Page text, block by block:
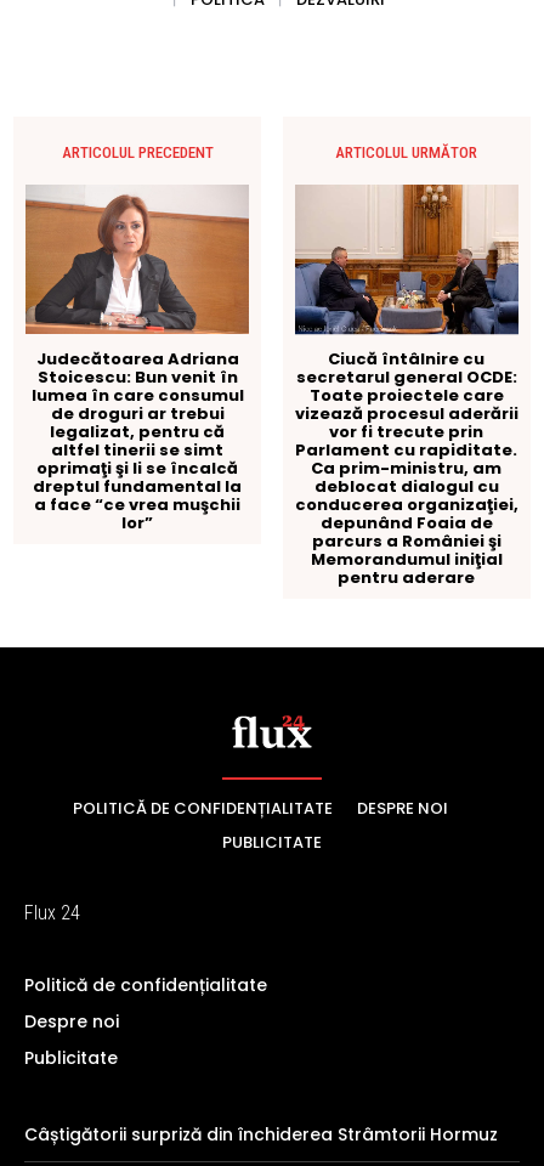
POLITICĂ DE CONFIDENȚIALITATE
DESPRE NOI
PUBLICITATE
Flux 24
Politică de confidențialitate
Despre noi
Publicitate
Câștigătorii surpriză din închiderea Strâmtorii Hormuz